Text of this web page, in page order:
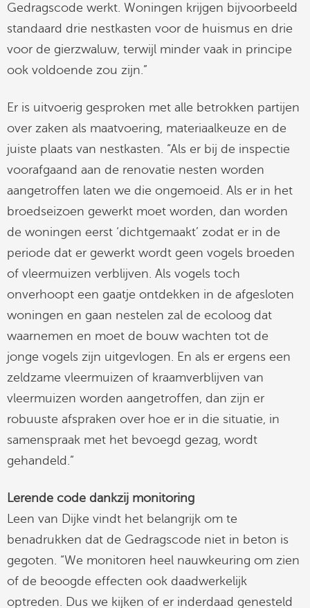
Gedragscode werkt. Woningen krijgen bijvoorbeeld
standaard drie nestkasten voor de huismus en drie
voor de gierzwaluw, terwijl minder vaak in principe
ook voldoende zou zijn.”
Er is uitvoerig gesproken met alle betrokken partijen
over zaken als maatvoering, materiaalkeuze en de
juiste plaats van nestkasten. “Als er bij de inspectie
voorafgaand aan de renovatie nesten worden
aangetroffen laten we die ongemoeid. Als er in het
broedseizoen gewerkt moet worden, dan worden
de woningen eerst ‘dichtgemaakt’ zodat er in de
periode dat er gewerkt wordt geen vogels broeden
of vleermuizen verblijven. Als vogels toch
onverhoopt een gaatje ontdekken in de afgesloten
woningen en gaan nestelen zal de ecoloog dat
waarnemen en moet de bouw wachten tot de
jonge vogels zijn uitgevlogen. En als er ergens een
zeldzame vleermuizen of kraamverblijven van
vleermuizen worden aangetroffen, dan zijn er
robuuste afspraken over hoe er in die situatie, in
samenspraak met het bevoegd gezag, wordt
gehandeld.”
Lerende code dankzij monitoring
Leen van Dijke vindt het belangrijk om te
benadrukken dat de Gedragscode niet in beton is
gegoten. “We monitoren heel nauwkeuring om zien
of de beoogde effecten ook daadwerkelijk
optreden. Dus we kijken of er inderdaad genesteld